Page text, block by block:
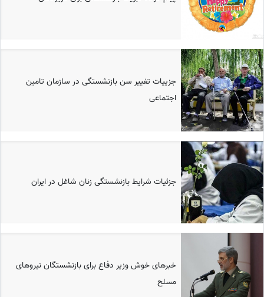
جزییات تغییر سن بازنشستگی در سازمان تامین
اجتماعی
جزئیات شرایط بازنشستگی زنان شاغل در ایران
خبرهای خوش وزیر دفاع برای بازنشستگان نیروهای
مسلح